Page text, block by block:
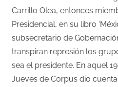
Carrillo Olea, entonces
Presidencial, en su libro
subsecretario de
transpiran represión los
sea el presidente. En aquel
Jueves de Corpus dio